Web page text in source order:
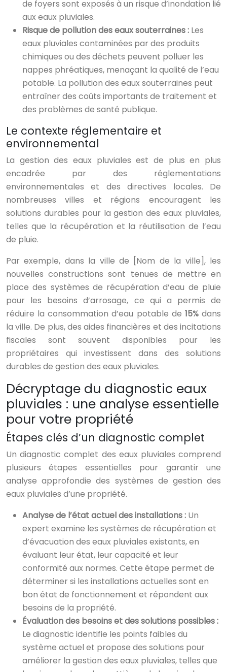
de foyers sont exposés à un risque d’inondation lié
aux eaux pluviales.
Risque de pollution des eaux souterraines : Les
eaux pluviales contaminées par des produits
chimiques ou des déchets peuvent polluer les
nappes phréatiques, menaçant la qualité de l’eau
potable. La pollution des eaux souterraines peut
entraîner des coûts importants de traitement et
des problèmes de santé publique.
Le contexte réglementaire et
environnemental
La gestion des eaux pluviales est de plus en plus
encadrée par des réglementations
environnementales et des directives locales. De
nombreuses villes et régions encouragent les
solutions durables pour la gestion des eaux pluviales,
telles que la récupération et la réutilisation de l’eau
de pluie.
Par exemple, dans la ville de [Nom de la ville], les
nouvelles constructions sont tenues de mettre en
place des systèmes de récupération d’eau de pluie
pour les besoins d’arrosage, ce qui a permis de
réduire la consommation d’eau potable de 15%dans
la ville. De plus, des aides financières et des incitations
fiscales sont souvent disponibles pour les
propriétaires qui investissent dans des solutions
durables de gestion des eaux pluviales.
Décryptage du diagnostic eaux
pluviales : une analyse essentielle
pour votre propriété
Étapes clés d’un diagnostic complet
Un diagnostic complet des eaux pluviales comprend
plusieurs étapes essentielles pour garantir une
analyse approfondie des systèmes de gestion des
eaux pluviales d’une propriété.
Analyse de l’état actuel des installations : Un
expert examine les systèmes de récupération et
d’évacuation des eaux pluviales existants, en
évaluant leur état, leur capacité et leur
conformité aux normes. Cette étape permet de
déterminer si les installations actuelles sont en
bon état de fonctionnement et répondent aux
besoins de la propriété.
Évaluation des besoins et des solutions possibles :
Le diagnostic identifie les points faibles du
système actuel et propose des solutions pour
améliorer la gestion des eaux pluviales, telles que